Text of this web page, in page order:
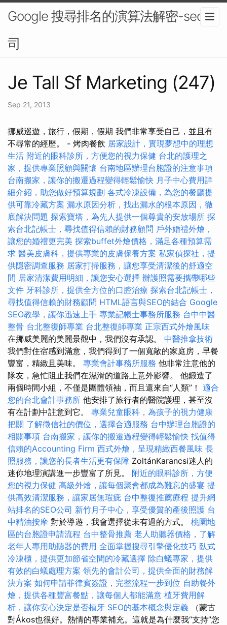
Google 搜尋排名的演算法解密-seo公
司
Je Tall Sf Marketing (247)
Sep 21, 2013
挪威巡遊，旅行，假期，假期 我們非常享受自己，並且有
不尋常的經歷。 - 烤肉餐飲 居家設計，實現夢想中的理想
生活 附近的眼科診所，方便您的視力保健 台北的護理之
家，提供專業照顧與關懷 台南地區辦理台胞證的注意事項
台南搬家，讓你的搬遷過程變得輕鬆愉快 月子中心費用詳
細介紹，助您做好預算規劃 各式冷凍設備，為您的餐廳提
供可靠冷藏方案 漏水原因分析，找出漏水的根本原因，徹
底解決問題 探索寶塔，為先人提供一個尊貴的安放場所 探
索台北記帳士，尋找值得信賴的財務顧問 戶外婚禮外燴，
讓您的婚禮更完美 探索buffet外燴價格，滿足各種預算需
求 醫美皮膚科，提供專業的皮膚保養方案 私家偵探社，提
供隱密調查服務 居家打掃服務，讓您享受清潔後的舒適空
間 居家清潔費用明細，讓您安心選擇 辦護照需要攜帶哪些
文件 牙科診所，提供全方位的口腔治療 探索台北記帳士，
尋找值得信賴的財務顧問 HTML語言與SEO的結合 Google
SEO教學，讓你迅速上手 專業記帳士事務所服務 台中中醫
整骨 台北整復師專業 台北整復師專業 正宗西式外燴風味
在挪威美麗的美麗景觀中，我們沒有承認。 中醫推拿技術
我們對住宿感到滿意，我們得到了一個寬敞的家庭房，早餐
豐富，精緻且美味。 專業會計事務所服務 他非常注意他的
隊友，急忙阻止我們在濕滑的道路上意外影響。 他鍛造了
兩個時間小組，不僅是團體領袖，而且還來自“人類”！ 適合
您的台北會計事務所 他安排了旅行者的醫院護理，甚至沒
有在計劃中註意到它。 專業兒童眼科，為孩子的視力健康
把關 了解徵信社的價位，選擇合適服務 台中辦理台胞證的
相關事項 台南搬家，讓你的搬遷過程變得輕鬆愉快 找值得
信賴的Accounting Firm 西式外燴，呈現精緻西餐風味 長
照服務，讓您的長者生活更有保障 ZoltánKarancsi迷人的
迷你地理演講進一步豐富了所見。 附近的眼科診所，方便
您的視力保健 高級外燴，讓每個聚會都成為難忘的盛宴 提
供高效清潔服務，讓家居無瑕疵 台中整復推薦療程 提升網
站排名的SEO公司 新竹月子中心，享受優質的產後照護 台
中精油按摩 對於導遊，我會選擇從未有過的方式。 桃園地
區的台胞證申請流程 台中整骨推薦 老人助聽器價格，了解
老年人專用助聽器的費用 全面掌握搜尋引擎優化技巧 臥式
冷凍櫃，提供更加節省空間的冷藏選擇 除白蟻專家，提供
有效的白蟻處理方案 領先的會計公司，提供全面的財務解
決方案 如何申請菲律賓簽證，完整流程一步到位 自助餐外
燴，提供各種豐富餐點，讓每個人都能滿意 植牙費用解
析，讓你安心決定是否植牙 SEO的基本概念與定義 （蒙古
對Ákos也很好。熱情的專業補充。這就是為什麼我“支持”您